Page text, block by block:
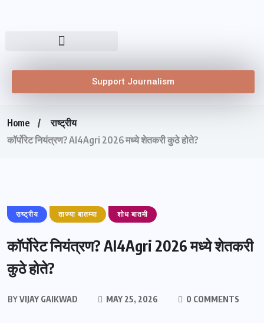
Support Journalism
Home
राष्ट्रीय
कॉर्पोरेट नियंत्रण? AI4Agri 2026 मध्ये शेतकरी कुठे होते?
राष्ट्रीय ताज्या बातम्या शोध बातमी
कॉर्पोरेट नियंत्रण? AI4Agri 2026 मध्ये शेतकरी
कुठे होते?
BYVIJAY GAIKWAD MAY 25, 2026 0 COMMENTS